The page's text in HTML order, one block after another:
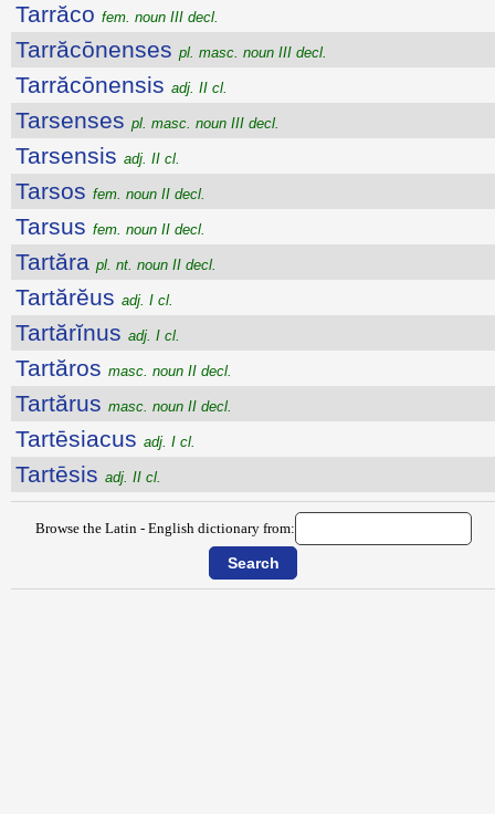
Tarrăco fem. noun III decl.
Tarrăcōnenses pl. masc. noun III decl.
Tarrăcōnensis adj. II cl.
Tarsenses pl. masc. noun III decl.
Tarsensis adj. II cl.
Tarsos fem. noun II decl.
Tarsus fem. noun II decl.
Tartăra pl. nt. noun II decl.
Tartărĕus adj. I cl.
Tartărĭnus adj. I cl.
Tartăros masc. noun II decl.
Tartărus masc. noun II decl.
Tartēsiacus adj. I cl.
Tartēsis adj. II cl.
Browse the Latin - English dictionary from: